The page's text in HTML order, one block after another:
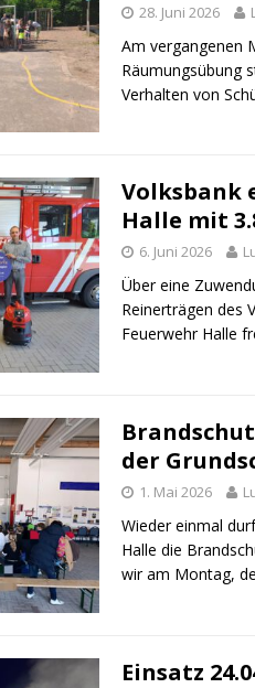
28. Juni 2026
Am vergangenen
Räumungsübung
Verhalten von
Volksbank
Halle mit
6. Juni 2026
Über eine
Reinerträgen des
Feuerwehr Halle
der
1. Mai 2026
Wieder einmal
Halle die
wir am Montag,
Einsatz